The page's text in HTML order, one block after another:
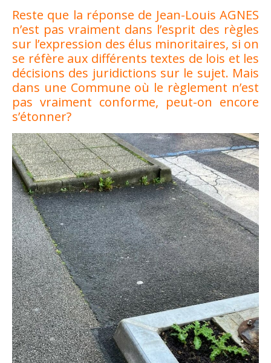
Reste que la réponse de Jean-Louis AGNES
n’est pas vraiment dans l’esprit des règles
sur l’expression des élus minoritaires, si on
se réfère aux différents textes de lois et les
décisions des juridictions sur le sujet. Mais
dans une Commune où le règlement n’est
pas vraiment conforme, peut-on encore
s’étonner?